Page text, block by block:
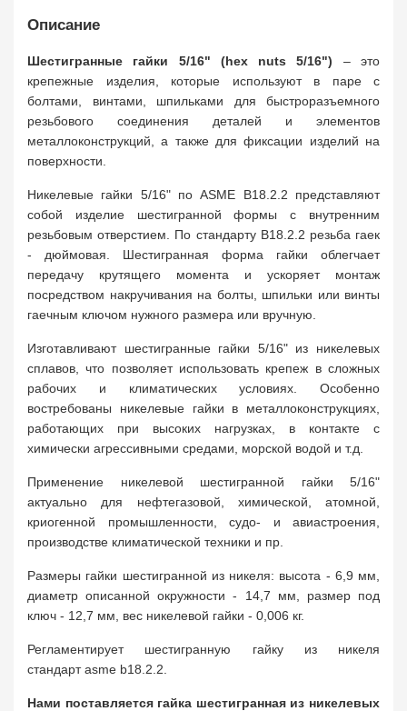
Описание
Шестигранные гайки 5/16" (hex nuts 5/16") – это
крепежные изделия, которые используют в паре с
болтами, винтами, шпильками для быстроразъемного
резьбового соединения деталей и элементов
металлоконструкций, а также для фиксации изделий на
поверхности.
Никелевые гайки 5/16" по ASME B18.2.2 представляют
собой изделие шестигранной формы с внутренним
резьбовым отверстием. По стандарту B18.2.2 резьба гаек
- дюймовая. Шестигранная форма гайки облегчает
передачу крутящего момента и ускоряет монтаж
посредством накручивания на болты, шпильки или винты
гаечным ключом нужного размера или вручную.
Изготавливают шестигранные гайки 5/16" из никелевых
сплавов, что позволяет использовать крепеж в сложных
рабочих и климатических условиях. Особенно
востребованы никелевые гайки в металлоконструкциях,
работающих при высоких нагрузках, в контакте с
химически агрессивными средами, морской водой и т.д.
Применение никелевой шестигранной гайки 5/16"
актуально для нефтегазовой, химической, атомной,
криогенной промышленности, судо- и авиастроения,
производстве климатической техники и пр.
Размеры гайки шестигранной из никеля: высота - 6,9 мм,
диаметр описанной окружности - 14,7 мм, размер под
ключ - 12,7 мм, вес никелевой гайки - 0,006 кг.
Регламентирует шестигранную гайку из никеля
стандарт asme b18.2.2.
Нами поставляется гайка шестигранная из никелевых